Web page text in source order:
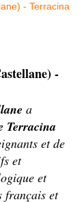
-
a
Terracina
et de
et
et
français et